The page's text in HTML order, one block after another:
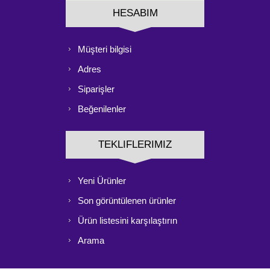
HESABIM
Müşteri bilgisi
Adres
Siparişler
Beğenilenler
TEKLIFLERIMIZ
Yeni Ürünler
Son görüntülenen ürünler
Ürün listesini karşılaştırın
Arama